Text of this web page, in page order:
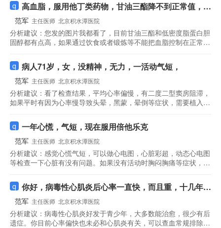
高血脂，服用他丁类药物，甘油三酯降不到正常值，请
教范主任非若贝特和他丁是同一时间服用吗？降血压肌
肉注射剂是多少钱一支？可以随时去医院注射吗？两次
化验单。我颈椎也不好，头昏脑胀，分不清是脑血管还
是颈椎病
范军 主任医师 北京积水潭医院
分析建议： 您发的图片我都看了，目前甘油三酯和低密度脂蛋白胆
固醇都有点高，如果通过饮食或者锻炼等不能把血脂控制在正常，
必要都用，分开时间，可以用非诺贝特联合pcsk9，自己打就可
以，方便。
病人71岁，女，没精神，无力，一活动气短，
范军 主任医师 北京积水潭医院
分析建议： 看了检查结果，平均心率偏慢，有二度二型窦房阻滞，
如果平时有因为心率慢导致头晕，黑蒙，晕倒等症状，需要植入永
一年心慌，气短，现在服用倍他乐克
范军 主任医师 北京积水潭医院
分析建议： 感觉心慌气短，可以做心电图，心脏彩超，动态心电图
等检查一下心脏有没有问题。如果没有活动时胸闷胸痛等症状，可
你好，病毒性心肌炎后心率一直快，而且重，十几年
了，
范军 主任医师 北京积水潭医院
分析建议： 病毒性心肌炎好发于青少年，大多数能治愈，很少有后
遗症。你目前心率偏快也未必和心肌炎有关，可以查血常规排除贫